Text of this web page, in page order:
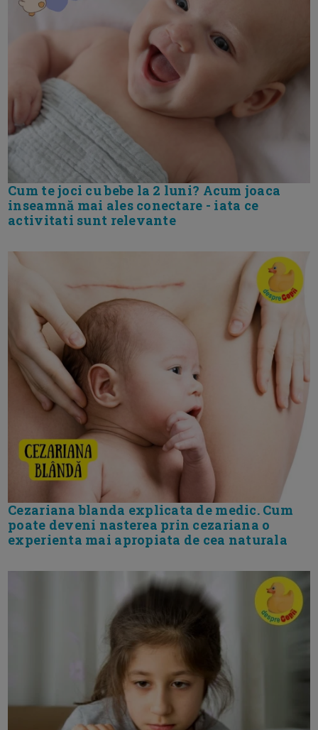
Cum te joci cu bebe la 2 luni? Acum joaca
inseamnă mai ales conectare - iata ce
activitati sunt relevante
Cezariana blanda explicata de medic. Cum
poate deveni nasterea prin cezariana o
experienta mai apropiata de cea naturala